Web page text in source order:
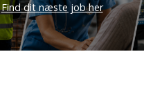
Find dit næste job her